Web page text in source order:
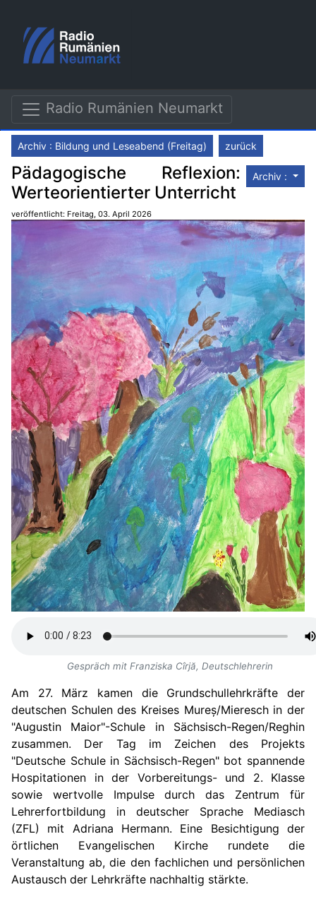
Radio Rumänien Neumarkt
Archiv : Bildung und Leseabend (Freitag) zurück
Archiv :
Pädagogische Reflexion:
Werteorientierter Unterricht
veröffentlicht: Freitag, 03. April 2026
Gespräch mit Franziska Cîrjă, Deutschlehrerin
Am 27. März kamen die Grundschullehrkräfte der
deutschen Schulen des Kreises Mureș/Mieresch in der
"Augustin Maior"-Schule in Sächsisch-Regen/Reghin
zusammen. Der Tag im Zeichen des Projekts
"Deutsche Schule in Sächsisch-Regen" bot spannende
Hospitationen in der Vorbereitungs- und 2. Klasse
sowie wertvolle Impulse durch das Zentrum für
Lehrerfortbildung in deutscher Sprache Mediasch
(ZFL) mit Adriana Hermann. Eine Besichtigung der
örtlichen Evangelischen Kirche rundete die
Veranstaltung ab, die den fachlichen und persönlichen
Austausch der Lehrkräfte nachhaltig stärkte.